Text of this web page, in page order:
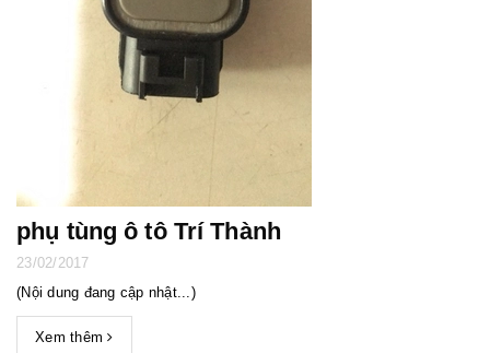
phụ tùng ô tô Trí Thành
23/02/2017
(Nội dung đang cập nhật...)
Xem thêm